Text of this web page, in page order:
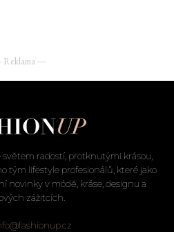
―
světem radostí, protknutými krásou,
tým lifestyle profesionálů, které jako
novinky v módě, kráse, designu a
zážitcích.